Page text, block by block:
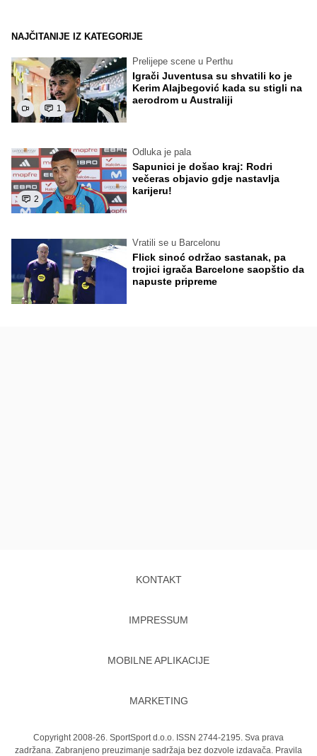
NAJČITANIJE IZ KATEGORIJE
1
Prelijepe scene u Perthu
Igrači Juventusa su shvatili ko je
Kerim Alajbegović kada su stigli na
aerodrom u Australiji
2
Odluka je pala
Sapunici je došao kraj: Rodri
večeras objavio gdje nastavlja
karijeru!
Vratili se u Barcelonu
Flick sinoć održao sastanak, pa
trojici igrača Barcelone saopštio da
napuste pripreme
KONTAKT
IMPRESSUM
MOBILNE APLIKACIJE
MARKETING
Copyright 2008-26. SportSport d.o.o. ISSN 2744-2195. Sva prava
zadržana. Zabranjeno preuzimanje sadržaja bez dozvole izdavača. Pravila